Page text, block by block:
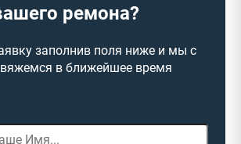
ремона?
заполнив поля ниже и мы с
в ближейшее время